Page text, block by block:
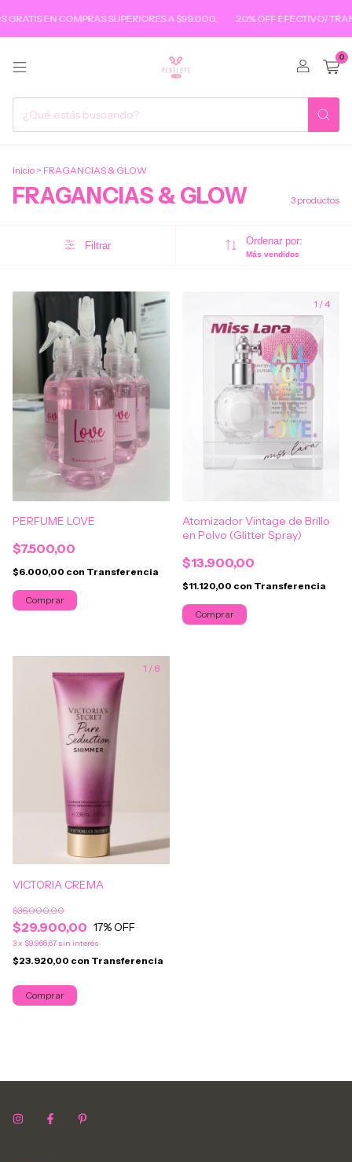
EN COMPRAS SUPERIORES A $99.000. 20% OFF EFECTIVO/
0
Inicio > FRAGANCIAS & GLOW
FRAGANCIAS & GLOW 3 productos
Filtrar Ordenar por:
Más vendidos
PERFUME LOVE
$7.500,00
$6.000,00 con Transferencia
1 /4
Atomizador Vintage de Brillo
en Polvo (Glitter Spray)
$13.900,00
$11.120,00 con Transferencia
Comprar
1 / 8
VICTORIA CREMA
$29.900,00
$36.000,00
17% OFF
3x $9.966,67 sin interés
$23.920,00 con Transferencia
Comprar